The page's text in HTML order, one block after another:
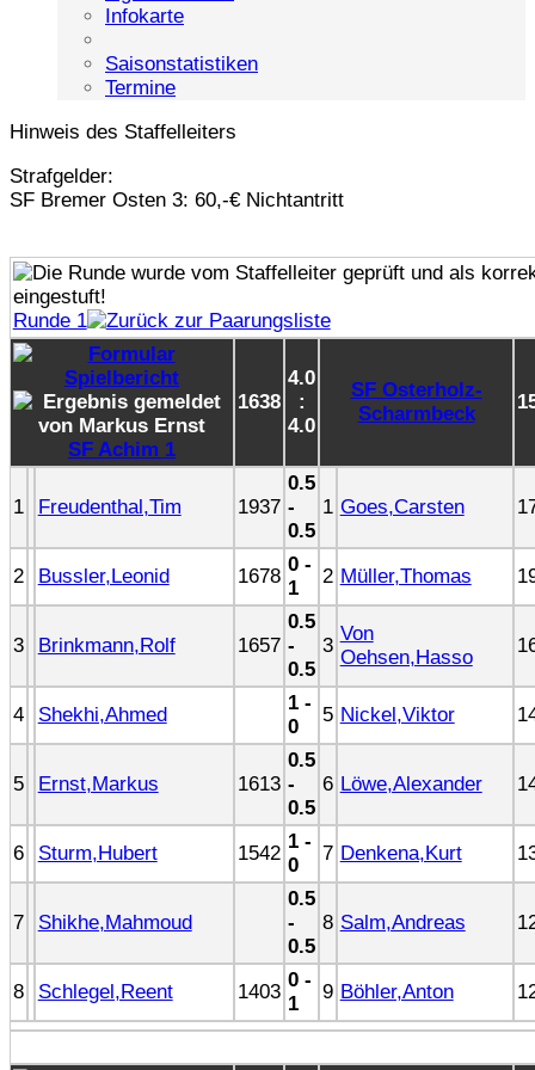
Infokarte
Saisonstatistiken
Termine
Hinweis des Staffelleiters
Strafgelder:
SF Bremer Osten 3: 60,-€ Nichtantritt
Runde 1
SF Achim 1
1638
4.0
:
4.0
SF Osterholz-
Scharmbeck
1 Freudenthal,Tim 1937
0.5
-
0.5
1 Goes,Carsten
2 Bussler,Leonid 1678
0 -
1
2 Müller,Thomas
3 Brinkmann,Rolf 1657
0.5
-
0.5
3
Von
Oehsen,Hasso
4 Shekhi,Ahmed
1 -
0
5 Nickel,Viktor
5 Ernst,Markus 1613
0.5
-
0.5
6 Löwe,Alexander
6 Sturm,Hubert 1542
1 -
0
7 Denkena,Kurt
7 Shikhe,Mahmoud
0.5
-
0.5
8 Salm,Andreas
8 Schlegel,Reent 1403
0 -
1
9 Böhler,Anton